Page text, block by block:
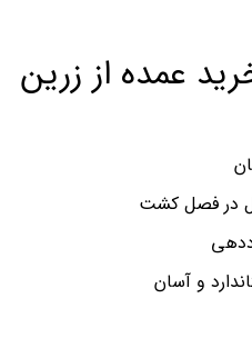
عمده از زرین
در فصل کشت
و آسان